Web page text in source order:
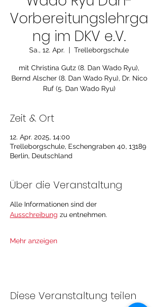
Vorbereitungslehrga
ng im DKV e.V.
Sa., 12. Apr.
  |
Trelleborgschule
mit Christina Gutz (8. Dan Wado Ryu),
Bernd Alscher (8. Dan Wado Ryu), Dr. Nico
Ruf (5. Dan Wado Ryu)
Zeit & Ort
12. Apr. 2025, 14:00
Trelleborgschule, Eschengraben 40, 13189
Berlin, Deutschland
Über die Veranstaltung
Alle Informationen sind der
Ausschreibung zu entnehmen.
Mehr anzeigen
Diese Veranstaltung teilen